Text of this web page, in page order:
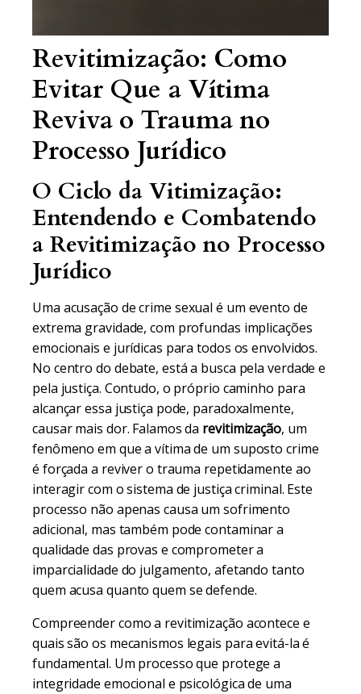
Revitimização: Como
Evitar Que a Vítima
Reviva o Trauma no
Processo Jurídico
O Ciclo da Vitimização:
Entendendo e Combatendo
a Revitimização no Processo
Jurídico
Uma acusação de crime sexual é um evento de
extrema gravidade, com profundas implicações
emocionais e jurídicas para todos os envolvidos.
No centro do debate, está a busca pela verdade e
pela justiça. Contudo, o próprio caminho para
alcançar essa justiça pode, paradoxalmente,
causar mais dor. Falamos da revitimização, um
fenômeno em que a vítima de um suposto crime
é forçada a reviver o trauma repetidamente ao
interagir com o sistema de justiça criminal. Este
processo não apenas causa um sofrimento
adicional, mas também pode contaminar a
qualidade das provas e comprometer a
imparcialidade do julgamento, afetando tanto
quem acusa quanto quem se defende.
Compreender como a revitimização acontece e
quais são os mecanismos legais para evitá-la é
fundamental. Um processo que protege a
integridade emocional e psicológica de uma